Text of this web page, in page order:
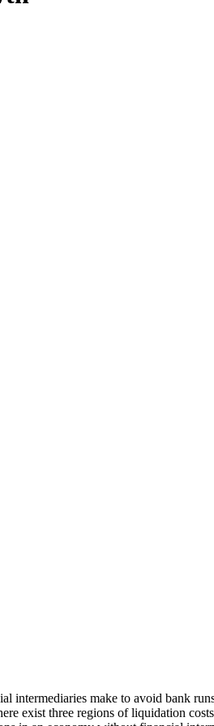
intermediaries make to avoid bank
exist three regions of liquidation